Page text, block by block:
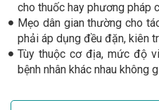
cho thuốc hay phương pháp
Mẹo dân gian thường cho
phải áp dụng đều đặn, kiên
Tùy thuộc cơ địa, mức độ
bệnh nhân khác nhau không